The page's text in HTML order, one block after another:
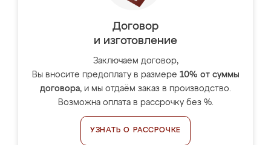
Договор
и изготовление
Заключаем договор,
Вы вносите предоплату в размере 10% от суммы
договора, и мы отдаём заказ в производство.
Возможна оплата в рассрочку без %.
УЗНАТЬ О РАССРОЧКЕ